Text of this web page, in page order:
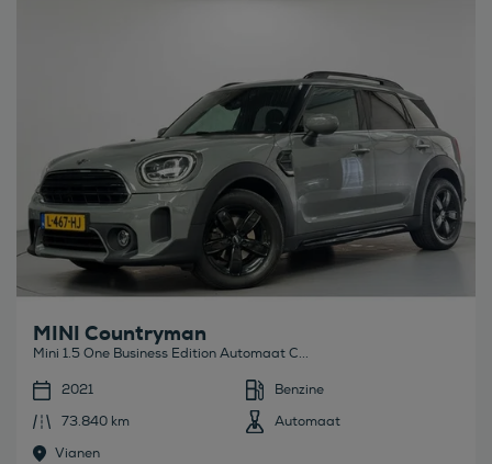
MINI Countryman
Mini 1.5 One Business Edition Automaat C...
2021
Benzine
73.840 km
Automaat
Vianen